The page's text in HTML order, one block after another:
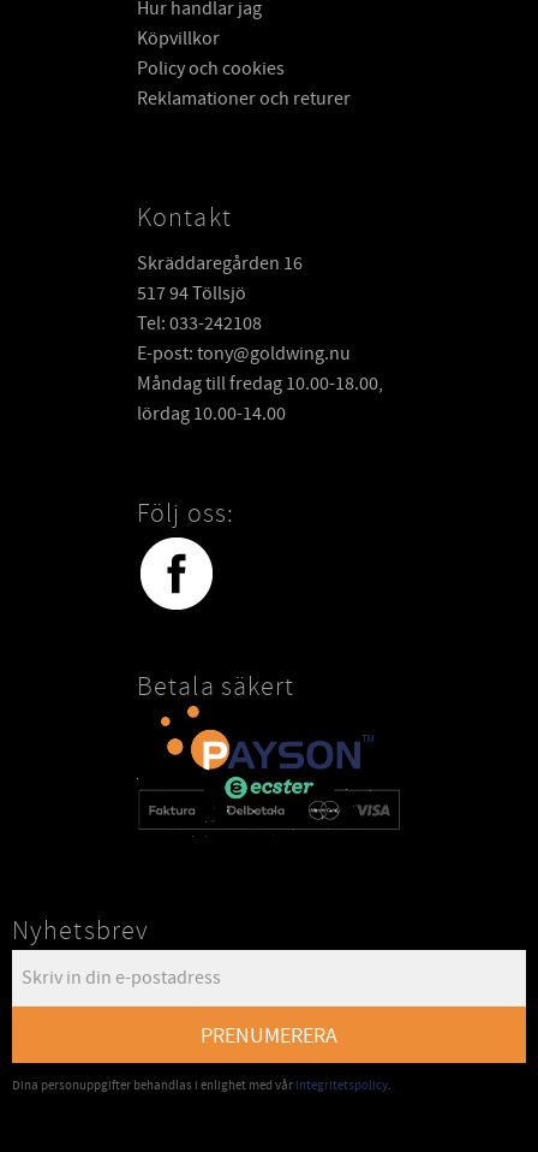
Hur handlar jag
Köpvillkor
Policy och cookies
Reklamationer och returer
Kontakt
Skräddaregården 16
517 94 Töllsjö
Tel: 033-242108
E-post: tony@goldwing.nu
Måndag till fredag 10.00-18.00,
lördag 10.00-14.00
Följ oss:
Betala säkert
Nyhetsbrev
PRENUMERERA
Dina personuppgifter behandlas i enlighet med vår integritetspolicy.